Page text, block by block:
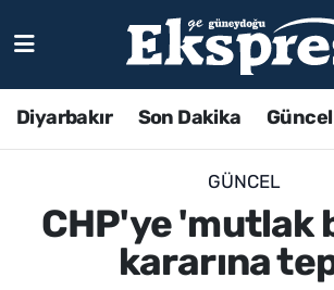
Diyarbakır Son Dakika Güncel
GÜNCEL
CHP'ye 'mutlak
kararına